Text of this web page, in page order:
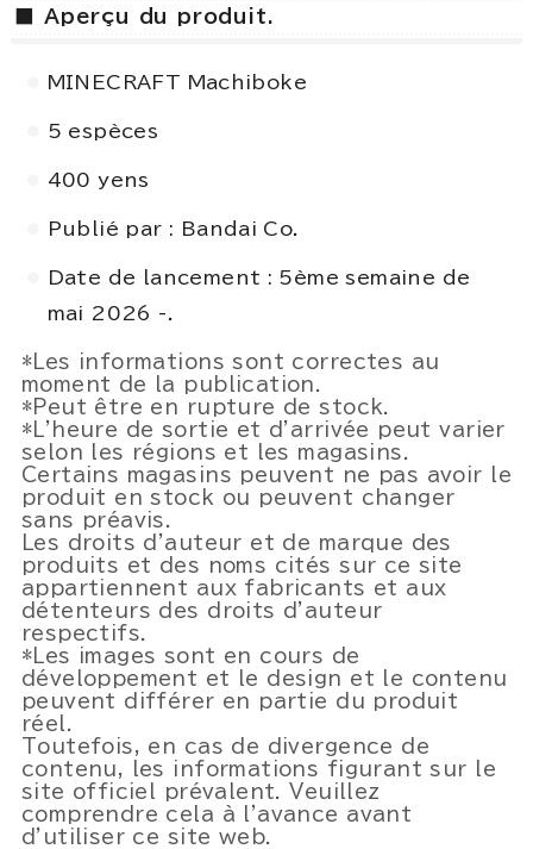
■ Aperçu du produit.
MINECRAFT Machiboke
5 espèces
400 yens
Publié par : Bandai Co.
Date de lancement : 5ème semaine de
mai 2026 -.
*Les informations sont correctes au
moment de la publication.
*Peut être en rupture de stock.
*L'heure de sortie et d'arrivée peut varier
selon les régions et les magasins.
Certains magasins peuvent ne pas avoir le
produit en stock ou peuvent changer
sans préavis.
Les droits d'auteur et de marque des
produits et des noms cités sur ce site
appartiennent aux fabricants et aux
détenteurs des droits d'auteur
respectifs.
*Les images sont en cours de
développement et le design et le contenu
peuvent différer en partie du produit
réel.
Toutefois, en cas de divergence de
contenu, les informations figurant sur le
site officiel prévalent. Veuillez
comprendre cela à l'avance avant
d'utiliser ce site web.